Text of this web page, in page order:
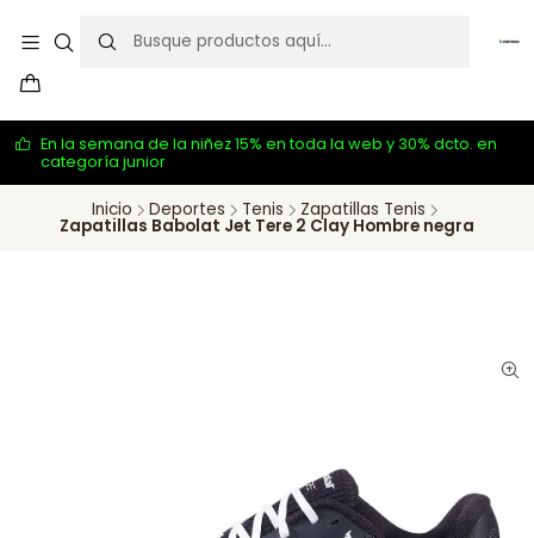
En la semana de la niñez 15% en toda la web y 30% dcto. en
categoría junior
Inicio Deportes Tenis Zapatillas Tenis
Zapatillas Babolat Jet Tere 2 Clay Hombre negra